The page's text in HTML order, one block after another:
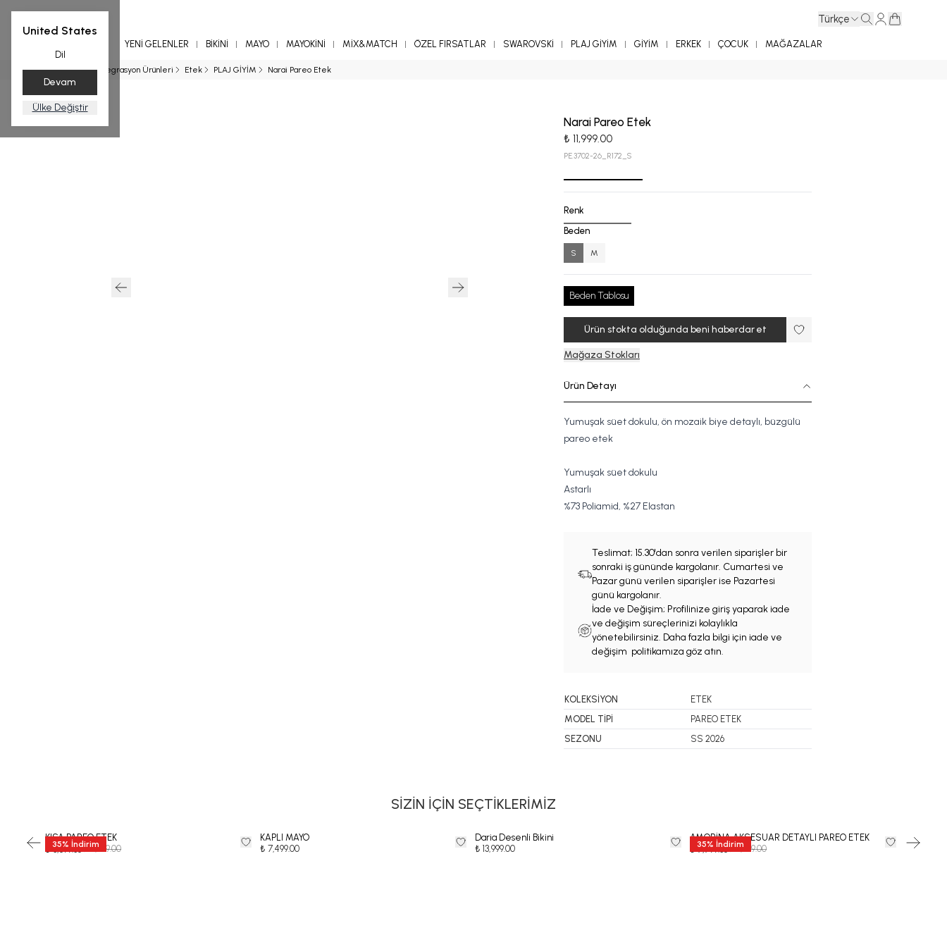
United States
Dil
Devam
Ülke Değiştir
Türkçe
YENİ GELENLER BİKİNİ MAYO MAYOKİNİ MİX&MATCH ÖZEL FIRSATLAR SWAROVSKİ PLAJ GİYİM GİYİM ERKEK ÇOCUK MAĞAZALAR
Ana Sayfa Entegrasyon Ürünleri Etek PLAJ GİYİM Narai Pareo Etek
Narai Pareo Etek
₺ 11,999.00
PE.3702-26_R172_S
Renk
Beden
S M
Beden Tablosu
Ürün stokta olduğunda beni haberdar et
Mağaza Stokları
Ürün Detayı
Yumuşak süet dokulu, ön mozaik biye detaylı, büzgülü
pareo etek
Yumuşak süet dokulu
Astarlı
%73 Poliamid, %27 Elastan
Teslimat; 15.30'dan sonra verilen siparişler bir
sonraki iş gününde kargolanır. Cumartesi ve
Pazar günü verilen siparişler ise Pazartesi
günü kargolanır.
İade ve Değişim; Profilinize giriş yaparak iade
ve değişim süreçlerinizi kolaylıkla
yönetebilirsiniz. Daha fazla bilgi için iade ve
değişim politikamıza göz atın.
KOLEKSİYON
ETEK
MODEL TİPİ
PAREO ETEK
SEZONU
SS 2026
SİZİN İÇİN SEÇTİKLERİMİZ
35% İndirim
KISA PAREO ETEK
₺ 3,899.35₺ 5,999.00
KAPLI MAYO
₺ 7,499.00
Daria Desenli Bikini
₺ 13,999.00
35% İndirim
AMORİNA AKSESUAR DETAYLI PAREO ETEK
₺ 7,799.35₺ 11,999.00
CARMEN
₺ 10,999.00